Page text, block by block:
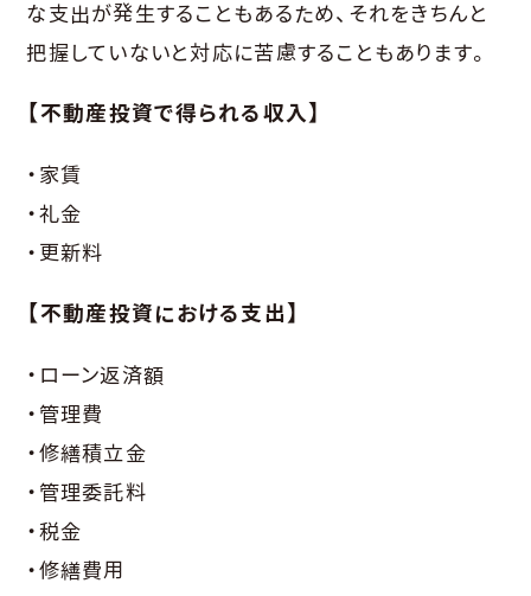
な支出が発生することもあるため、それをきちんと
把握していないと対応に苦慮することもあります。
【不動産投資で得られる収入】
・家賃
・礼金
・更新料
【不動産投資における支出】
・ローン返済額
・管理費
・修繕積立金
・管理委託料
・税金
・修繕費用